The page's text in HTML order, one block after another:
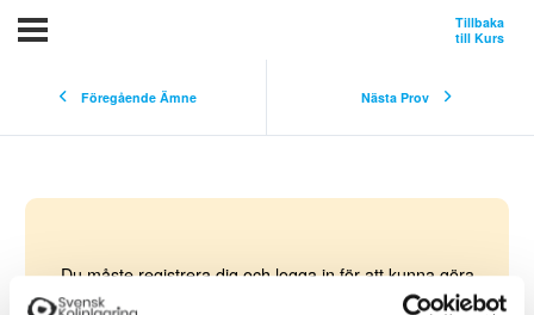
Föregående Ämne Nästa Prov
Tillbaka
till Kurs
Du måste registrera dig och logga in för att kunna göra
ett quiz, genomföra hela kursen samt för att kunna få